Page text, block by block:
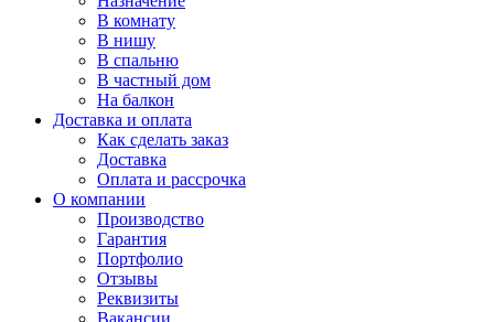
В комнату
В нишу
В спальню
В частный дом
На балкон
Доставка и оплата
Как сделать заказ
Доставка
Оплата и рассрочка
О компании
Производство
Гарантия
Портфолио
Отзывы
Реквизиты
Вакансии